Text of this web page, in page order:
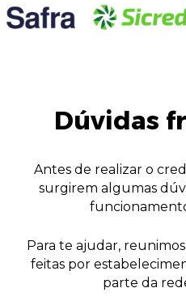
Dúvidas
Antes de realizar o
surgirem algumas
Para te ajudar,
feitas por
parte da